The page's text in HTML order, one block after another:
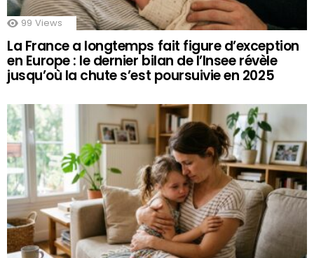
99 Views
La France a longtemps fait figure d’exception
en Europe : le dernier bilan de l’Insee révèle
jusqu’où la chute s’est poursuivie en 2025